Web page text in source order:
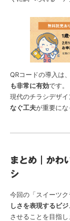
QRコードの導入は
も非常に有効です。
現代のチラシデザ
なぐ工夫が重要にな
まとめ｜かわ
シ
今回の「スイーツク
しさを表現するビ
させることを目指し